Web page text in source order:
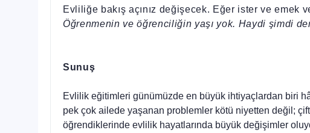
Evliliğe bakış açınız değişecek. Eğer ister ve emek
Öğrenmenin ve öğrenciliğin yaşı yok. Haydi şimdi
Sunuş
Evlilik eğitimleri günümüzde en büyük ihtiyaçlardan biri
pek çok ailede yaşanan problemler kötü niyetten değil;
öğrendiklerinde evlilik ha­yatlarında büyük değişimler